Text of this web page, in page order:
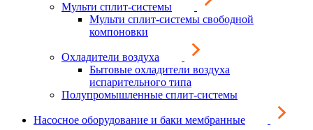
Мульти сплит-системы
Мульти сплит-системы свободной
компоновки
Охладители воздуха
Бытовые охладители воздуха
испарительного типа
Полупромышленные сплит-системы
Насосное оборудование и баки мембранные